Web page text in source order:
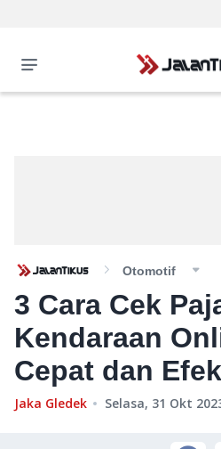
Otomotif
3 Cara Cek
Kendaraan
Cepat dan
Jaka Gledek Selasa, 31 Okt